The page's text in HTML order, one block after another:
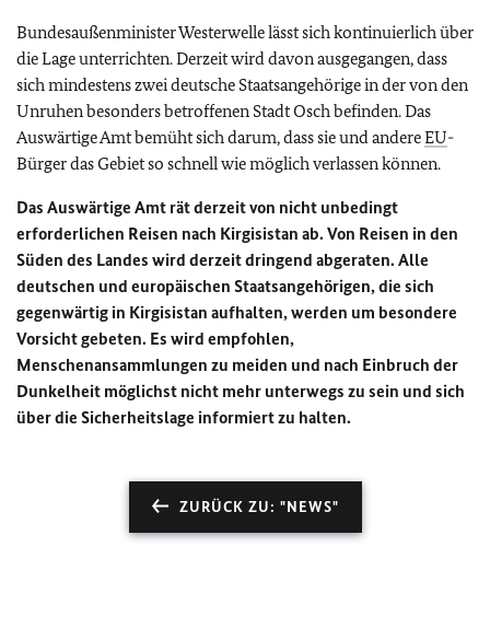
Bundesaußenminister Westerwelle lässt sich kontinuierlich über
die Lage unterrichten. Derzeit wird davon ausgegangen, dass
sich mindestens zwei deutsche Staatsangehörige in der von den
Unruhen besonders betroffenen Stadt Osch befinden. Das
Auswärtige Amt bemüht sich darum, dass sie und andereEU-
Bürger das Gebiet so schnell wie möglich verlassen können.
Das Auswärtige Amt rät derzeit von nicht unbedingt
erforderlichen Reisen nach Kirgisistan ab. Von Reisen in den
Süden des Landes wird derzeit dringend abgeraten. Alle
deutschen und europäischen Staatsangehörigen, die sich
gegenwärtig in Kirgisistan aufhalten, werden um besondere
Vorsicht gebeten. Es wird empfohlen,
Menschenansammlungen zu meiden und nach Einbruch der
Dunkelheit möglichst nicht mehr unterwegs zu sein und sich
über die Sicherheitslage informiert zu halten.
ZURÜCK ZU: "NEWS"